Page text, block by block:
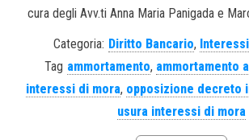
cura degli Avv.ti Anna Maria Panigada e
Categoria: Diritto Bancario, Interessi
Tag ammortamento, ammortamento
interessi di mora, opposizione decreto
usura interessi di mora